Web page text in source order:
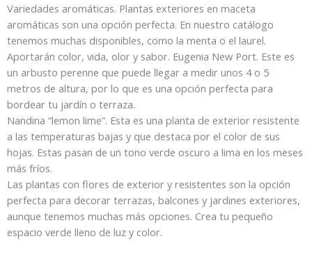
Variedades aromáticas. Plantas exteriores en maceta
aromáticas son una opción perfecta. En nuestro catálogo
tenemos muchas disponibles, como la menta o el laurel.
Aportarán color, vida, olor y sabor. Eugenia New Port. Este es
un arbusto perenne que puede llegar a medir unos 4 o 5
metros de altura, por lo que es una opción perfecta para
bordear tu jardín o terraza.
Nandina “lemon lime”. Esta es una planta de exterior resistente
a las temperaturas bajas y que destaca por el color de sus
hojas. Estas pasan de un tono verde oscuro a lima en los meses
más fríos.
Las plantas con flores de exterior y resistentes son la opción
perfecta para decorar terrazas, balcones y jardines exteriores,
aunque tenemos muchas más opciones. Crea tu pequeño
espacio verde lleno de luz y color.